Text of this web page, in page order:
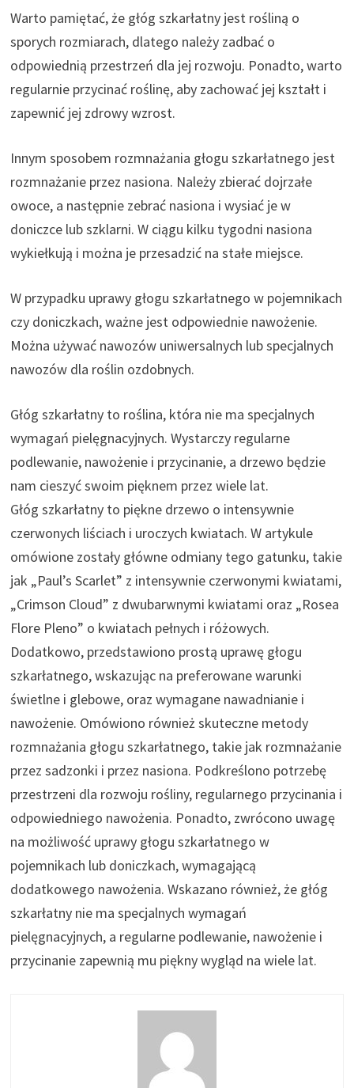
Warto pamiętać, że głóg szkarłatny jest rośliną o
sporych rozmiarach, dlatego należy zadbać o
odpowiednią przestrzeń dla jej rozwoju. Ponadto, warto
regularnie przycinać roślinę, aby zachować jej kształt i
zapewnić jej zdrowy wzrost.
Innym sposobem rozmnażania głogu szkarłatnego jest
rozmnażanie przez nasiona. Należy zbierać dojrzałe
owoce, a następnie zebrać nasiona i wysiać je w
doniczce lub szklarni. W ciągu kilku tygodni nasiona
wykiełkują i można je przesadzić na stałe miejsce.
W przypadku uprawy głogu szkarłatnego w pojemnikach
czy doniczkach, ważne jest odpowiednie nawożenie.
Można używać nawozów uniwersalnych lub specjalnych
nawozów dla roślin ozdobnych.
Głóg szkarłatny to roślina, która nie ma specjalnych
wymagań pielęgnacyjnych. Wystarczy regularne
podlewanie, nawożenie i przycinanie, a drzewo będzie
nam cieszyć swoim pięknem przez wiele lat.
Głóg szkarłatny to piękne drzewo o intensywnie
czerwonych liściach i uroczych kwiatach. W artykule
omówione zostały główne odmiany tego gatunku, takie
jak „Paul’s Scarlet” z intensywnie czerwonymi kwiatami,
„Crimson Cloud” z dwubarwnymi kwiatami oraz „Rosea
Flore Pleno” o kwiatach pełnych i różowych.
Dodatkowo, przedstawiono prostą uprawę głogu
szkarłatnego, wskazując na preferowane warunki
świetlne i glebowe, oraz wymagane nawadnianie i
nawożenie. Omówiono również skuteczne metody
rozmnażania głogu szkarłatnego, takie jak rozmnażanie
przez sadzonki i przez nasiona. Podkreślono potrzebę
przestrzeni dla rozwoju rośliny, regularnego przycinania i
odpowiedniego nawożenia. Ponadto, zwrócono uwagę
na możliwość uprawy głogu szkarłatnego w
pojemnikach lub doniczkach, wymagającą
dodatkowego nawożenia. Wskazano również, że głóg
szkarłatny nie ma specjalnych wymagań
pielęgnacyjnych, a regularne podlewanie, nawożenie i
przycinanie zapewnią mu piękny wygląd na wiele lat.